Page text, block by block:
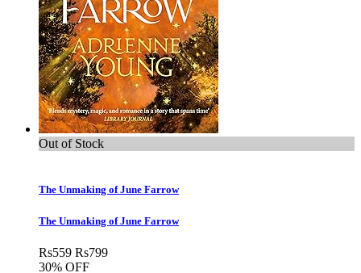
Out of Stock
The Unmaking of June Farrow
The Unmaking of June Farrow
Rs559 Rs799
30% OFF